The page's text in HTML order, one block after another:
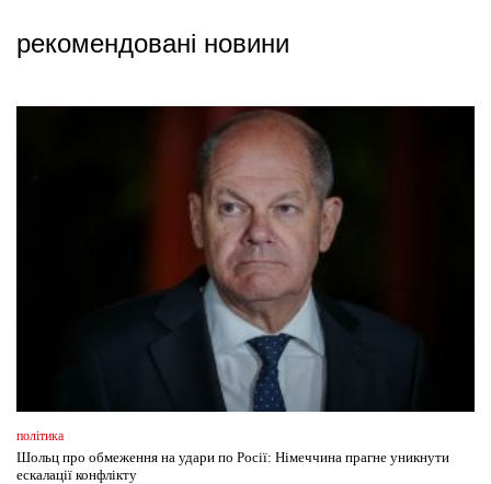
рекомендовані новини
політика
Шольц про обмеження на удари по Росії: Німеччина прагне уникнути
ескалації конфлікту